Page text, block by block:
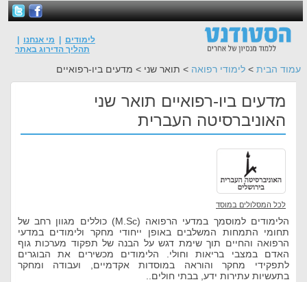
לימודים מי אנחנו
תהליך הדירוג באתר
עמוד הבית > לימודי רפואה > תואר שני > מדעים ביו-רפואיים
מדעים ביו-רפואיים תואר שני
האוניברסיטה העברית
לכל המסלולים במוסד
הלימודים למוסמך במדעי הרפואה (M.Sc) כוללים מגוון רחב של
תחומי התמחות המשלבים באופן ייחודי מחקר ולימודים במדעי
הרפואה והחיים תוך שימת דגש על הבנה של תפקוד מערכות גוף
האדם במצבי בריאות וחולי. הלימודים מכשירים את הבוגרים
לתפקידי מחקר והוראה במוסדות אקדמיים, ועבודה ומחקר
בתעשיות עתירות ידע, בבתי חולים..